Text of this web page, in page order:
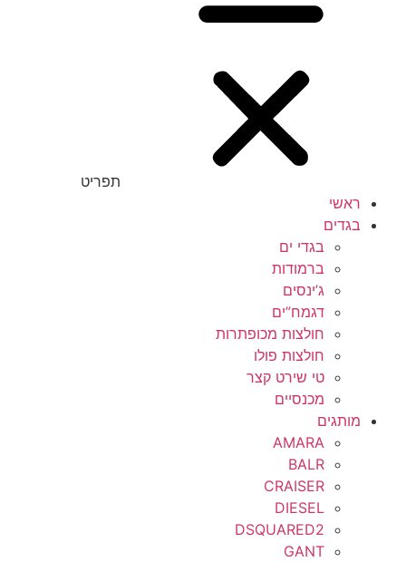
תפריט
ראשי
בגדים
בגדי ים
ברמודות
ג’ינסים
דגמח”ים
חולצות מכופתרות
חולצות פולו
טי שירט קצר
מכנסיים
מותגים
AMARA
BALR
CRAISER
DIESEL
DSQUARED2
GANT